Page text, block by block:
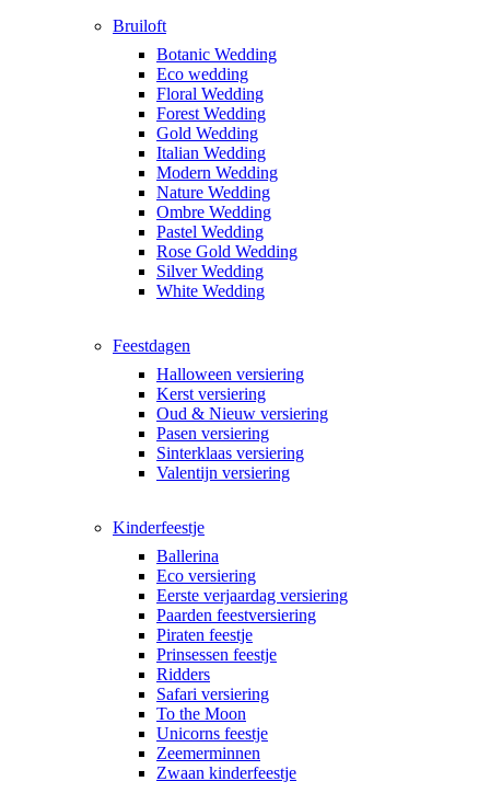
Bruiloft
Botanic Wedding
Eco wedding
Floral Wedding
Forest Wedding
Gold Wedding
Italian Wedding
Modern Wedding
Nature Wedding
Ombre Wedding
Pastel Wedding
Rose Gold Wedding
Silver Wedding
White Wedding
Feestdagen
Halloween versiering
Kerst versiering
Oud & Nieuw versiering
Pasen versiering
Sinterklaas versiering
Valentijn versiering
Kinderfeestje
Ballerina
Eco versiering
Eerste verjaardag versiering
Paarden feestversiering
Piraten feestje
Prinsessen feestje
Ridders
Safari versiering
To the Moon
Unicorns feestje
Zeemerminnen
Zwaan kinderfeestje